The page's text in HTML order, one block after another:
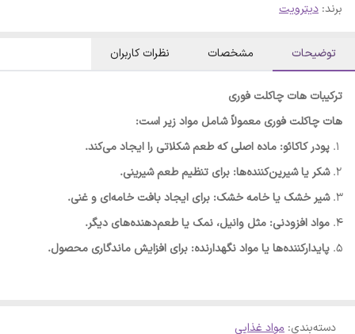
برند: دیترویت
توضیحات مشخصات نظرات کاربران
ترکیبات هات چاکلت فوری
هات چاکلت فوری معمولاً شامل مواد زیر است:
پودر کاکائو: ماده اصلی که طعم شکلاتی را ایجاد می‌کند.
شکر یا شیرین‌کننده‌ها: برای تنظیم طعم شیرینی.
شیر خشک یا خامه خشک: برای ایجاد بافت خامه‌ای و غنی.
مواد افزودنی: مثل وانیل، نمک یا طعم‌دهنده‌های دیگر.
پایدارکننده‌ها یا مواد نگهدارنده: برای افزایش ماندگاری محصول.
دسته‌بندی: مواد غذایی